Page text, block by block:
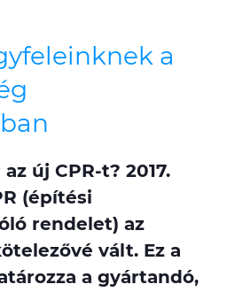
a
új CPR-t? 2017.
(építési
rendelet) az
vált. Ez a
a gyártandó,